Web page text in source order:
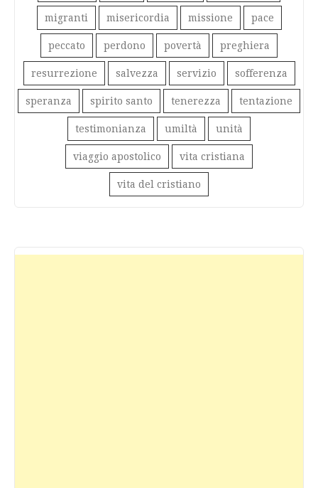
migranti misericordia missione pace
peccato perdono povertà preghiera
resurrezione salvezza servizio sofferenza
speranza spirito santo tenerezza tentazione
testimonianza umiltà unità
viaggio apostolico vita cristiana
vita del cristiano